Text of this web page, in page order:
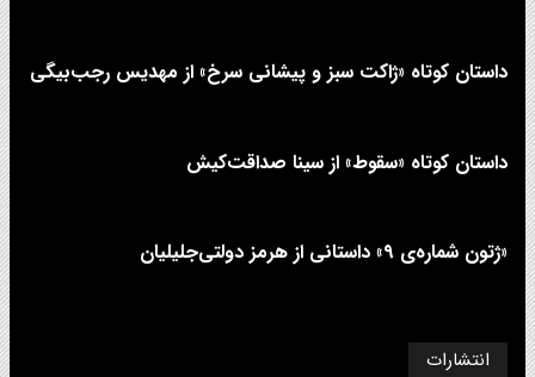
داستان کوتاه «ژاکت سبز و پیشانی سرخ» از مهدیس رجب‌بیگی
داستان کوتاه «سقوط» از سینا صداقت‌کیش
«ژتون شماره‌ی ۹» داستانی از هرمز دولتی‌جلیلیان
انتشارات